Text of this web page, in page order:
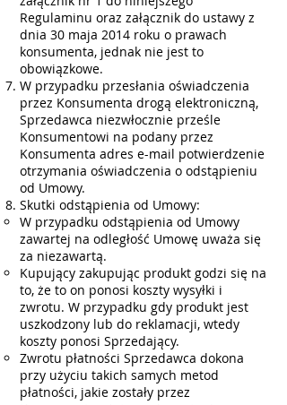
Regulaminu oraz załącznik do ustawy z
dnia 30 maja 2014 roku o prawach
konsumenta, jednak nie jest to
obowiązkowe.
W przypadku przesłania oświadczenia
przez Konsumenta drogą elektroniczną,
Sprzedawca niezwłocznie prześle
Konsumentowi na podany przez
Konsumenta adres e-mail potwierdzenie
otrzymania oświadczenia o odstąpieniu
od Umowy.
Skutki odstąpienia od Umowy:
W przypadku odstąpienia od Umowy
zawartej na odległość Umowę uważa się
za niezawartą.
Kupujący zakupując produkt godzi się na
to, że to on ponosi koszty wysyłki i
zwrotu. W przypadku gdy produkt jest
uszkodzony lub do reklamacji, wtedy
koszty ponosi Sprzedający.
Zwrotu płatności Sprzedawca dokona
przy użyciu takich samych metod
płatności, jakie zostały przez